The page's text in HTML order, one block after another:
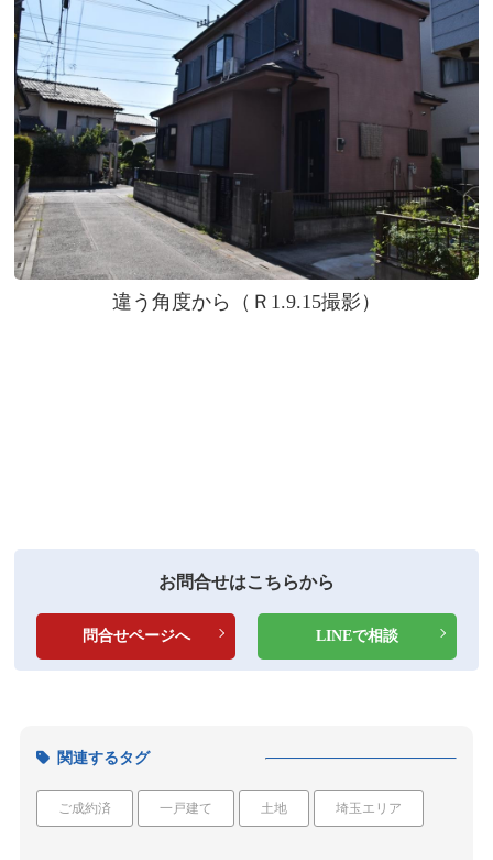
違う角度から（Ｒ1.9.15撮影）
お問合せはこちらから
問合せページへ LINEで相談
関連するタグ
ご成約済 一戸建て 土地 埼玉エリア